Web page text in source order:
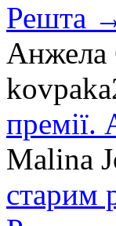
Решта
Анжела
премії.
Malina
старим